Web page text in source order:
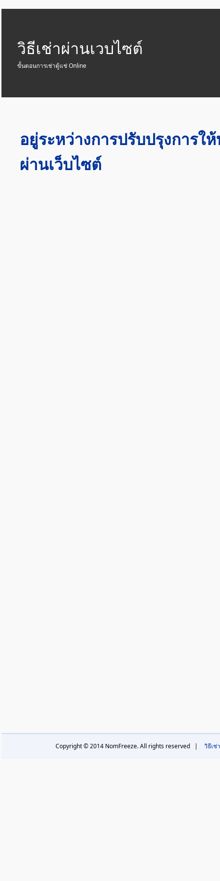
วิธีเช่าผ่านเวบไซต์
ขั้นตอนการเช่าตู้แช่ Online
อยู่ระหว่างการปรับปรุงการใ
ผ่านเว็บไซต์
Copyright © 2014 NomFreeze. All rights reserved | วิธีเช่